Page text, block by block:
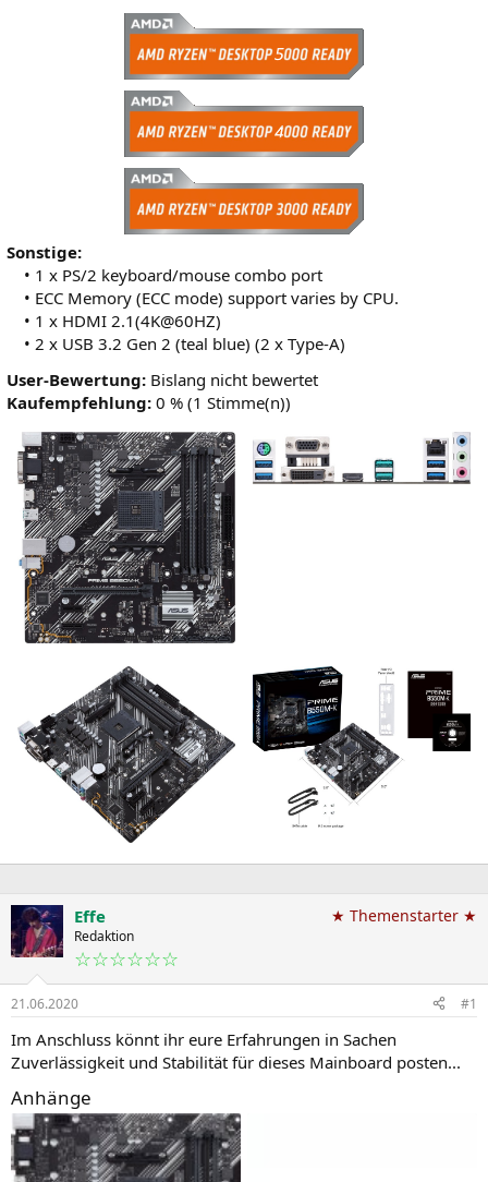
Sonstige:
• 1 x PS/2 keyboard/mouse combo port
• ECC Memory (ECC mode) support varies by CPU.
• 1 x HDMI 2.1(4K@60HZ)
• 2 x USB 3.2 Gen 2 (teal blue) (2 x Type-A)
User-Bewertung: Bislang nicht bewertet
Kaufempfehlung: 0 % (1 Stimme(n))
Effe
Redaktion
☆☆☆☆☆☆
★ Themenstarter ★
21.06.2020 #1
Im Anschluss könnt ihr eure Erfahrungen in Sachen
Zuverlässigkeit und Stabilität für dieses Mainboard posten...
Anhänge